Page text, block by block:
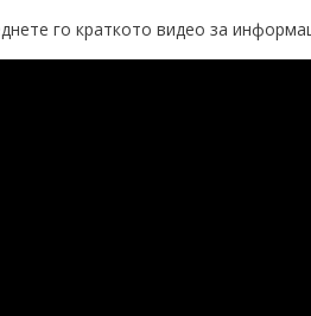
го краткото видео за